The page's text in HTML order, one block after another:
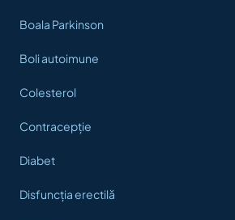
Boala Parkinson
Boli autoimune
Colesterol
Contracepție
Diabet
Disfuncția erectilă